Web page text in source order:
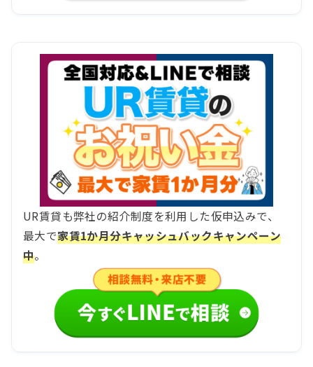
UR賃貸も弊社の紹介制度を利用した仮申込みで、
最大で家賃1か月分キャッシュバックキャンペーン
中。